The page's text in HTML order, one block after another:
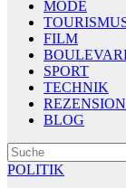
MODE
FILM
SPORT
TECHNIK
BLOG
POLITIK